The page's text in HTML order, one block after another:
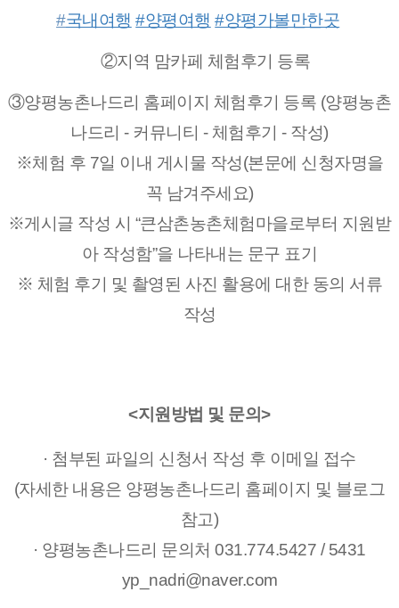
#국내여행 #양평여행 #양평가볼만한곳
②지역 맘카페 체험후기 등록
③양평농촌나드리 홈페이지 체험후기 등록 (양평농촌
나드리 - 커뮤니티 - 체험후기 - 작성)
※체험 후 7일 이내 게시물 작성(본문에 신청자명을
꼭 남겨주세요)
※게시글 작성 시 “큰삼촌농촌체험마을로부터 지원받
아 작성함”을 나타내는 문구 표기
※ 체험 후기 및 촬영된 사진 활용에 대한 동의 서류
작성
<지원방법 및 문의>
· 첨부된 파일의 신청서 작성 후 이메일 접수
(자세한 내용은 양평농촌나드리 홈페이지 및 블로그
참고)
· 양평농촌나드리 문의처 031.774.5427 / 5431
yp_nadri@naver.com